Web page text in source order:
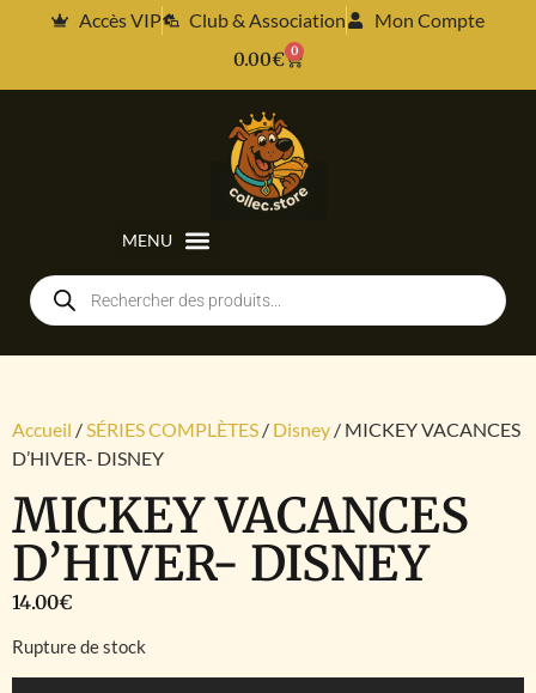
Accès VIP Club & Association
Mon Compte
0.00€ 0
Accueil /SÉRIES COMPLÈTES / Disney / MICKEY VACANCES
D’HIVER- DISNEY
MICKEY VACANCES
D’HIVER- DISNEY
14.00€
Rupture de stock